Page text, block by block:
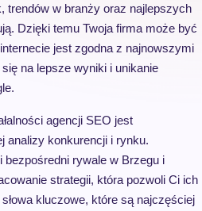
trendów w branży oraz najlepszych
Dzięki temu Twoja firma może być
jest zgodna z najnowszymi
na lepsze wyniki i unikanie
agencji SEO jest
analizy konkurencji i rynku.
bezpośredni rywale w Brzegu i
strategii, która pozwoli Ci ich
kluczowe, które są najczęściej